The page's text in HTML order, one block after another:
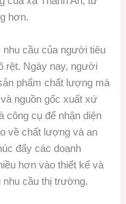
hơn.
cầu của người tiêu
rệt. Ngày nay, người
phẩm chất lượng mà
nguồn gốc xuất xứ
công cụ để nhận diện
về chất lượng và an
đẩy các doanh
hơn vào thiết kế và
cầu thị trường.